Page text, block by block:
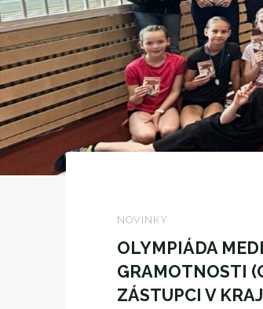
NOVINKY
OLYMPIÁDA
GRAMOTNOSTI
ZÁSTUPCI V